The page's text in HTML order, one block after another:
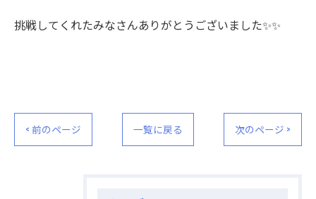
挑戦してくれたみなさんありがとうございました✨✨
< 前のページ 一覧に戻る 次のページ >